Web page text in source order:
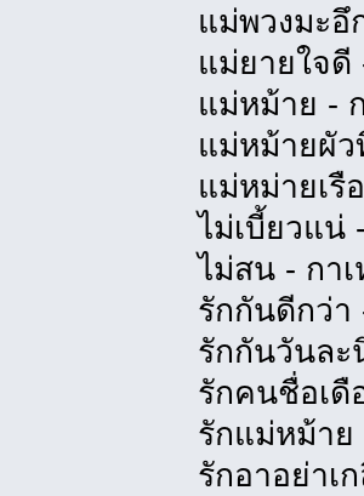
แม่พวงมะอึก
แม่ยายใจดี -
แม่หม้าย - ก
แม่หม้ายผัวทิ้
แม่หม่ายเรือ
ไม่เบี้ยวแน่ -
ไม่สน - กาเ
รักกันดีกว่า -
รักกันวันละนิ
รักคนชื่อเดือ
รักแม่หม้าย -
รักอาอย่าเก